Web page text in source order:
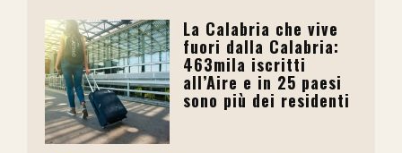
La Calabria che vive
fuori dalla Calabria:
463mila iscritti
all’Aire e in 25 paesi
sono più dei residenti